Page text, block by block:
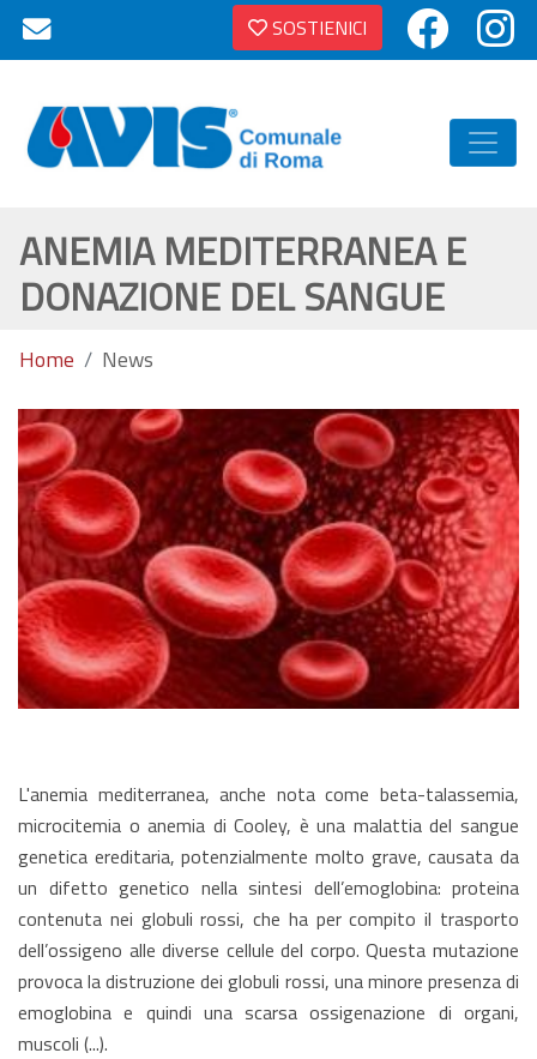
SOSTIENICI
ANEMIA MEDITERRANEA E
DONAZIONE DEL SANGUE
Home News
L'anemia mediterranea, anche nota come beta-talassemia,
microcitemia o anemia di Cooley, è una malattia del sangue
genetica ereditaria, potenzialmente molto grave, causata da
un difetto genetico nella sintesi dell’emoglobina: proteina
contenuta nei globuli rossi, che ha per compito il trasporto
dell’ossigeno alle diverse cellule del corpo. Questa mutazione
provoca la distruzione dei globuli rossi, una minore presenza di
emoglobina e quindi una scarsa ossigenazione di organi,
muscoli (...).